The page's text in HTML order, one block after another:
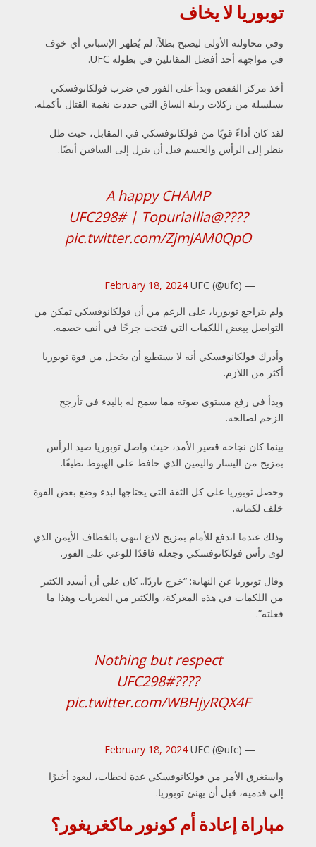
توبوريا لا يخاف
وفي محاولته الأولى ليصبح بطلاً، لم يُظهر الإسباني أي خوف
في مواجهة أحد أفضل المقاتلين في بطولة UFC.
أخذ مركز القفص وبدأ على الفور في ضرب فولكانوفسكي
بسلسلة من ركلات ربلة الساق التي حددت نغمة القتال بأكمله.
لقد كان أداءً قويًا من فولكانوفسكي في المقابل، حيث ظل
ينظر إلى الرأس والجسم قبل أن ينزل إلى الساقين أيضًا.
A happy CHAMP
????
@TopuriaIlia
|
#UFC298
pic.twitter.com/ZjmJAM0QpO
— UFC (@ufc)
February 18, 2024
ولم يتراجع توبوريا، على الرغم من أن فولكانوفسكي تمكن من
التواصل ببعض اللكمات التي فتحت جرحًا في أنف خصمه.
وأدرك فولكانوفسكي أنه لا يستطيع أن يخجل من قوة توبوريا
أكثر من اللازم.
وبدأ في رفع مستوى صوته مما سمح له بالبدء في تأرجح
الزخم لصالحه.
بينما كان نجاحه قصير الأمد، حيث واصل توبوريا صيد الرأس
بمزيج من اليسار واليمين الذي حافظ على الهبوط نظيفًا.
وحصل توبوريا على كل الثقة التي يحتاجها لبدء وضع بعض القوة
خلف لكماته.
وذلك عندما اندفع للأمام بمزيج لاذع انتهى بالخطاف الأيمن الذي
لوى رأس فولكانوفسكي وجعله فاقدًا للوعي على الفور.
وقال توبوريا عن النهاية: “خرج باردًا.. كان علي أن أسدد الكثير
من اللكمات في هذه المعركة، والكثير من الضربات وهذا ما
فعلته”.
Nothing but respect
????
#UFC298
pic.twitter.com/WBHjyRQX4F
— UFC (@ufc)
February 18, 2024
واستغرق الأمر من فولكانوفسكي عدة لحظات، ليعود أخيرًا
إلى قدميه، قبل أن يهنئ توبوريا.
مباراة إعادة أم كونور ماكغريغور؟